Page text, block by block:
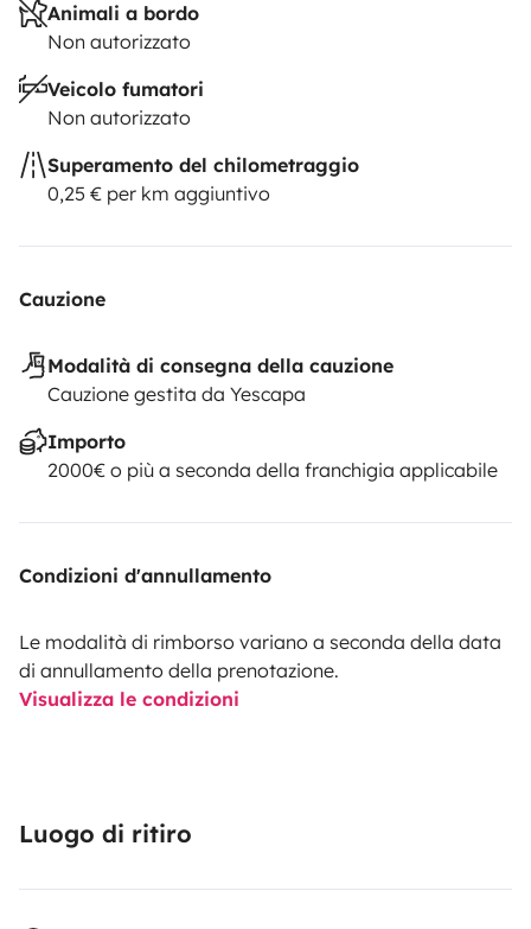
Animali a bordo
Non autorizzato
Veicolo fumatori
Non autorizzato
Superamento del chilometraggio
0,25 € per km aggiuntivo
Cauzione
Modalità di consegna della cauzione
Cauzione gestita da Yescapa
Importo
2000€ o più a seconda della franchigia applicabile
Condizioni d'annullamento
Le modalità di rimborso variano a seconda della data
di annullamento della prenotazione.
Visualizza le condizioni
Luogo di ritiro